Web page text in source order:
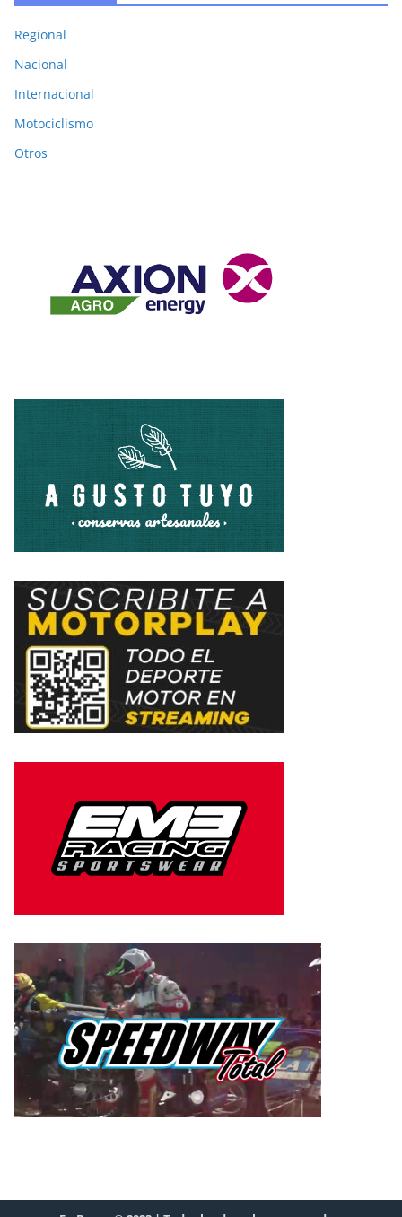
Regional
Nacional
Internacional
Motociclismo
Otros